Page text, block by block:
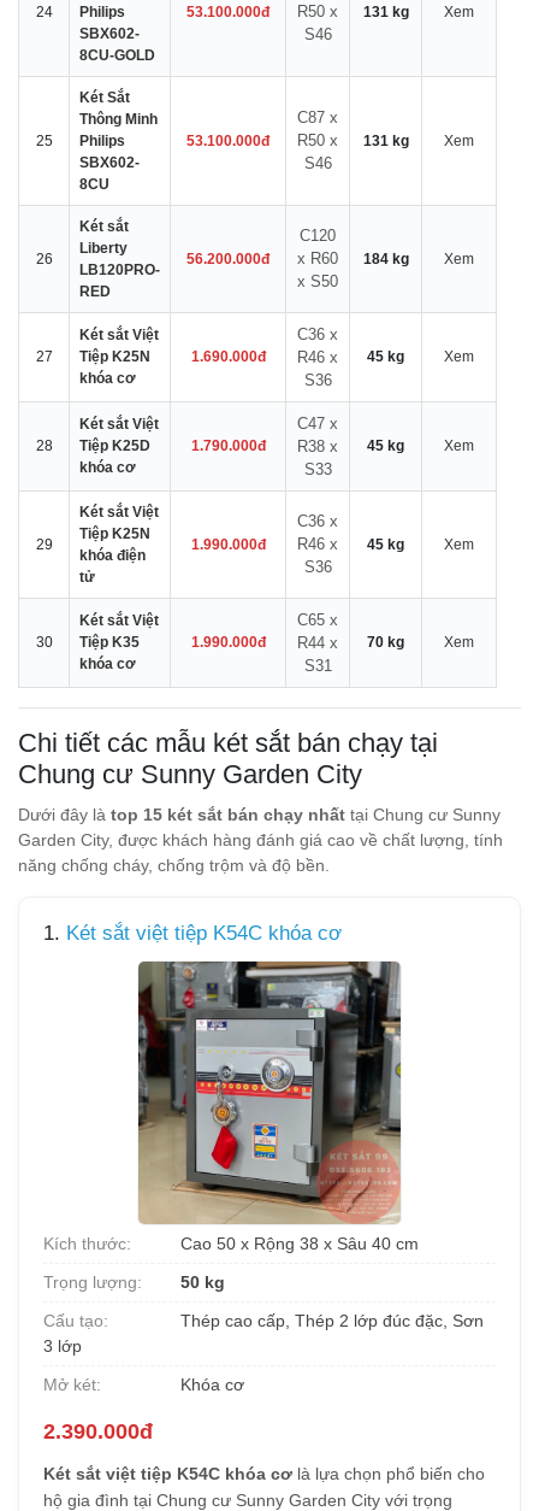
24
Philips
SBX602-
8CU-GOLD
53.100.000đ
R50 x
S46
131 kg Xem
25
Két Sắt
Thông Minh
Philips
SBX602-
8CU
53.100.000đ
C87 x
R50 x
S46
131 kg Xem
26
Két sắt
Liberty
LB120PRO-
RED
56.200.000đ
C120
x R60
x S50
184 kg Xem
27
Két sắt Việt
Tiệp K25N
khóa cơ
1.690.000đ
C36 x
R46 x
S36
45 kg Xem
28
Két sắt Việt
Tiệp K25D
khóa cơ
1.790.000đ
C47 x
R38 x
S33
45 kg Xem
29
Két sắt Việt
Tiệp K25N
khóa điện
tử
1.990.000đ
C36 x
R46 x
S36
45 kg Xem
30
Két sắt Việt
Tiệp K35
khóa cơ
1.990.000đ
C65 x
R44 x
S31
70 kg Xem
Chi tiết các mẫu két sắt bán chạy tại
Chung cư Sunny Garden City
Dưới đây là top 15 két sắt bán chạy nhất tại Chung cư Sunny
Garden City, được khách hàng đánh giá cao về chất lượng, tính
năng chống cháy, chống trộm và độ bền.
1. Két sắt việt tiệp K54C khóa cơ
Kích thước:
Cao 50 x Rộng 38 x Sâu 40 cm
Trọng lượng:
50 kg
Cấu tạo:
Thép cao cấp, Thép 2 lớp đúc đặc, Sơn
3 lớp
Mở két:
Khóa cơ
2.390.000đ
Két sắt việt tiệp K54C khóa cơ là lựa chọn phổ biến cho
hộ gia đình tại Chung cư Sunny Garden City với trọng